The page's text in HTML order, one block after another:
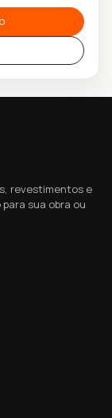
revestimentos e
sua obra ou